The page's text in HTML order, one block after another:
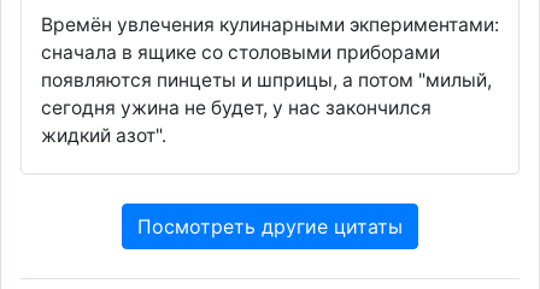
Времён увлечения кулинарными экпериментами:
сначала в ящике со столовыми приборами
появляются пинцеты и шприцы, а потом "милый,
сегодня ужина не будет, у нас закончился
жидкий азот".
Посмотреть другие цитаты